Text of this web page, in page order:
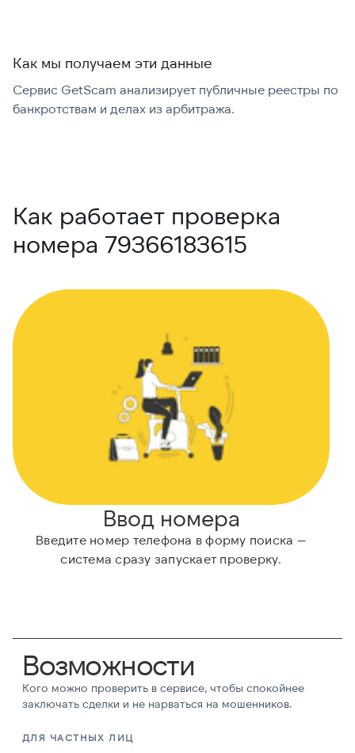
Как мы получаем эти данные
Сервис GetScam анализирует публичные реестры по
банкротствам и делах из арбитража.
Как работает проверка
номера 79366183615
Ввод номера
Введите номер телефона в форму поиска —
система сразу запускает проверку.
Возможности
Кого можно проверить в сервисе, чтобы спокойнее
заключать сделки и не нарваться на мошенников.
ДЛЯ ЧАСТНЫХ ЛИЦ